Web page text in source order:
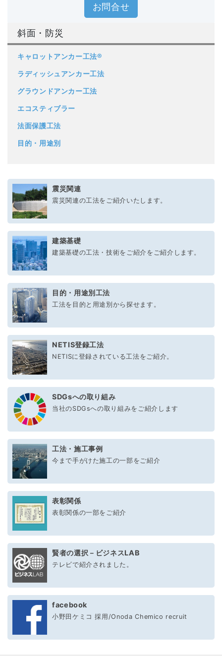
お問合せ
斜面・防災
キャロットアンカー工法®
ラディッシュアンカー工法
グラウンドアンカー工法
エコスティブラー
法面保護工法
目的・用途別
震災関連
震災関連の工法をご紹介いたします。
建築基礎
建築基礎の工法・技術をご紹介をご紹介します。
目的・用途別工法
工法を目的と用途別から探せます。
NETIS登録工法
NETISに登録されている工法をご紹介。
SDGsへの取り組み
当社のSDGsへの取り組みをご紹介します
工法・施工事例
今まで手がけた施工の一部をご紹介
表彰関係
表彰関係の一部をご紹介
賢者の選択－ビジネスLAB
テレビで紹介されました。
facebook
小野田ケミコ 採用/Onoda Chemico recruit